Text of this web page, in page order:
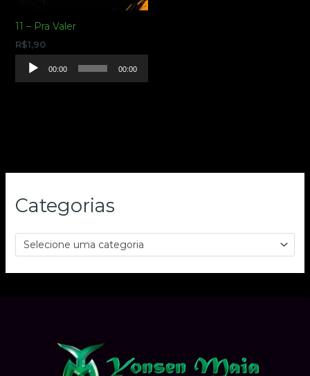
11 – Pra Valer
R$1,90
Tocador
00:00 00:00
Categorias
Selecione uma categoria